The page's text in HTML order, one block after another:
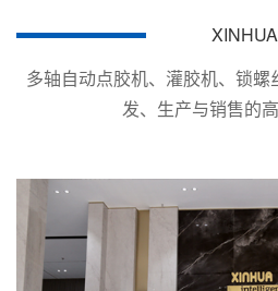
尘、耐振动和耐化学腐蚀的
：在手机电池、显
与物理加固。
新能源与医疗
新能源
：用于动力电池管
XINHUA
多轴自动点胶机、灌胶机、锁
发、生产与销售的